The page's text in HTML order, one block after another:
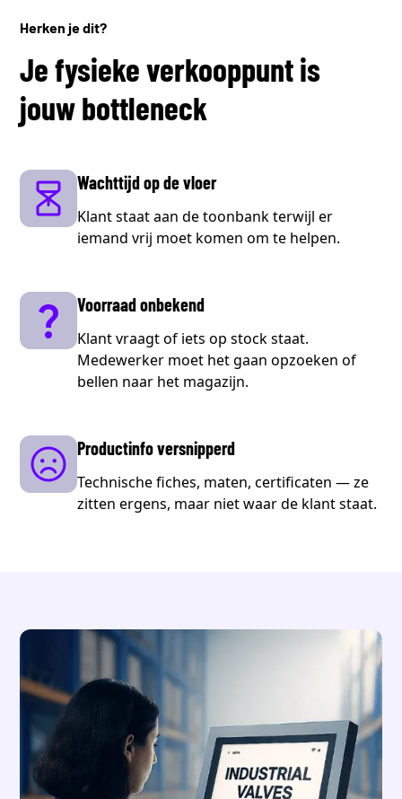
Herken je dit?
Je fysieke verkooppunt is
jouw bottleneck
Wachttijd op de vloer
Klant staat aan de toonbank terwijl er
iemand vrij moet komen om te helpen.
Voorraad onbekend
Klant vraagt of iets op stock staat.
Medewerker moet het gaan opzoeken of
bellen naar het magazijn.
Productinfo versnipperd
Technische fiches, maten, certificaten — ze
zitten ergens, maar niet waar de klant staat.